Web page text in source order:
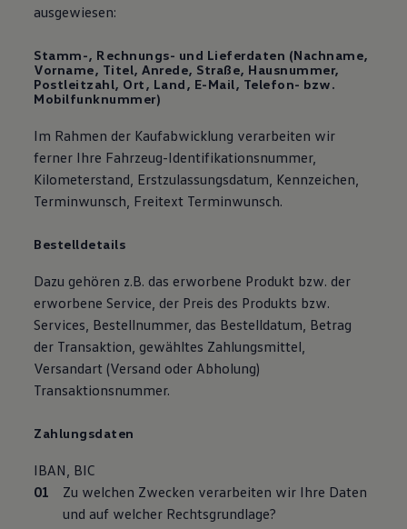
ausgewiesen:
Stamm-, Rechnungs- und Lieferdaten (Nachname,
Vorname, Titel, Anrede, Straße, Hausnummer,
Postleitzahl, Ort, Land, E-Mail, Telefon- bzw.
Mobilfunknummer)
Im Rahmen der Kaufabwicklung verarbeiten wir
ferner Ihre Fahrzeug-Identifikationsnummer,
Kilometerstand, Erstzulassungsdatum, Kennzeichen,
Terminwunsch, Freitext Terminwunsch.
Bestelldetails
Dazu gehören z.B. das erworbene Produkt bzw. der
erworbene Service, der Preis des Produkts bzw.
Services, Bestellnummer, das Bestelldatum, Betrag
der Transaktion, gewähltes Zahlungsmittel,
Versandart (Versand oder Abholung)
Transaktionsnummer.
Zahlungsdaten
IBAN, BIC
Zu welchen Zwecken verarbeiten wir Ihre Daten
und auf welcher Rechtsgrundlage?